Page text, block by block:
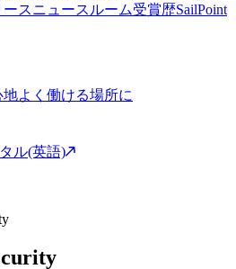
スニュースルーム受賞歴SailPoint
よく働ける場所に
ル(英語)